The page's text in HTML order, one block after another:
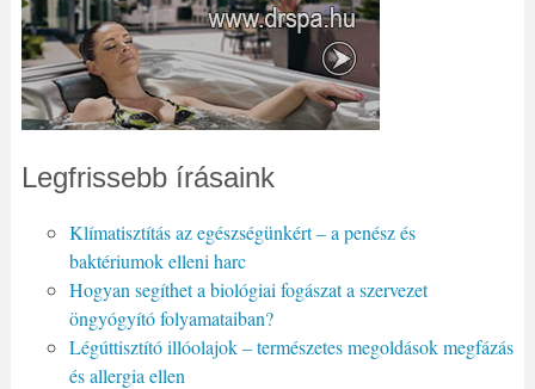
Legfrissebb írásaink
Klímatisztítás az egészségünkért – a penész és
baktériumok elleni harc
Hogyan segíthet a biológiai fogászat a szervezet
öngyógyító folyamataiban?
Légúttisztító illóolajok – természetes megoldások megfázás
és allergia ellen